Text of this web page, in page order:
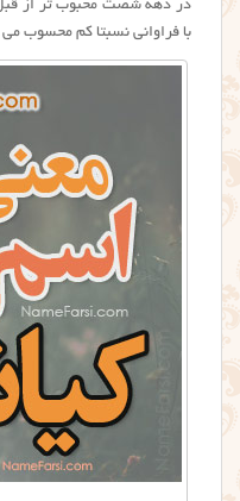
در دهه شصت محبوب تر از قبل
با فراوانی نسبتا کم محسوب